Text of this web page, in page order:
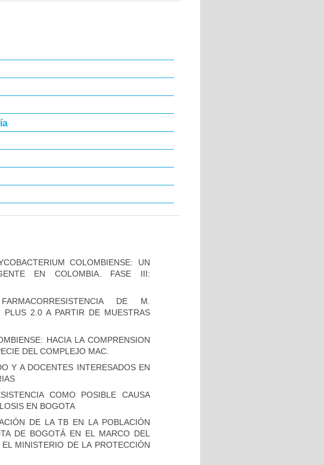
COLOMBIENSE: UN
EN COLOMBIA. FASE III:
DE M.
PLUS 2.0 A PARTIR DE MUESTRAS
HACIA LA COMPRENSION
DEL COMPLEJO MAC.
Y A DOCENTES INTERESADOS EN
COMO POSIBLE CAUSA
EN BOGOTA
DE LA TB EN LA POBLACIÓN
DE BOGOTÁ EN EL MARCO DEL
MINISTERIO DE LA PROTECCIÓN